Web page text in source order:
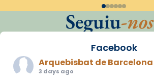
Seguiu-nos
Facebook
Arquebisbat de Barcelona
3 days ago